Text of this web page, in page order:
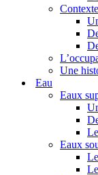
Une
Eau
Eaux
Eaux